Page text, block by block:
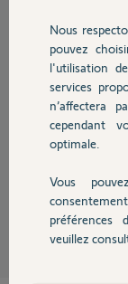
Chauffage
Autres
Devis avec
Contact
Bonjour Line,
Je vois que votre
clôture le post.
Morgan
Nous
pouvez
l'utilisation
services
n’affectera
cependant
optimale.
Vous
préférences
veuillez